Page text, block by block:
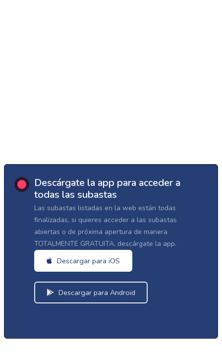
Descárgate la app para acceder a
todas las subastas
Las subastas listadas en la web están todas
finalizadas, si quieres acceder a las subastas
abiertas o de próxima apertura de manera
TOTALMENTE GRATUITA, descárgate la app.
Descargar para iOS
Descargar para Android